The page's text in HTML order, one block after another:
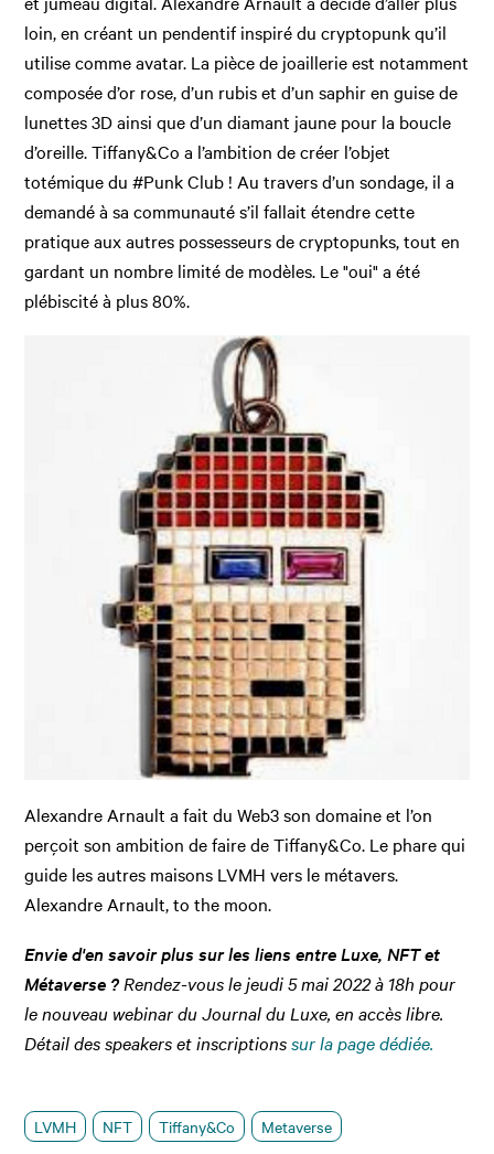
loin, en créant un pendentif inspiré du cryptopunk qu’il
utilise comme avatar. La pièce de joaillerie est notamment
composée d’or rose, d’un rubis et d’un saphir en guise de
lunettes 3D ainsi que d’un diamant jaune pour la boucle
d’oreille. Tiffany&Co a l’ambition de créer l’objet
totémique du #Punk Club ! Au travers d’un sondage, il a
demandé à sa communauté s’il fallait étendre cette
pratique aux autres possesseurs de cryptopunks, tout en
gardant un nombre limité de modèles. Le "oui" a été
plébiscité à plus 80%.
Alexandre Arnault a fait du Web3 son domaine et l’on
perçoit son ambition de faire de Tiffany&Co. Le phare qui
guide les autres maisons LVMH vers le métavers.
Alexandre Arnault, to the moon.
Envie d'en savoir plus sur les liens entre Luxe, NFT et
Métaverse ? Rendez-vous le jeudi 5 mai 2022 à 18h pour
le nouveau webinar du Journal du Luxe, en accès libre.
Détail des speakers et inscriptionssur la page dédiée.
LVMH NFT Tiffany&Co Metaverse